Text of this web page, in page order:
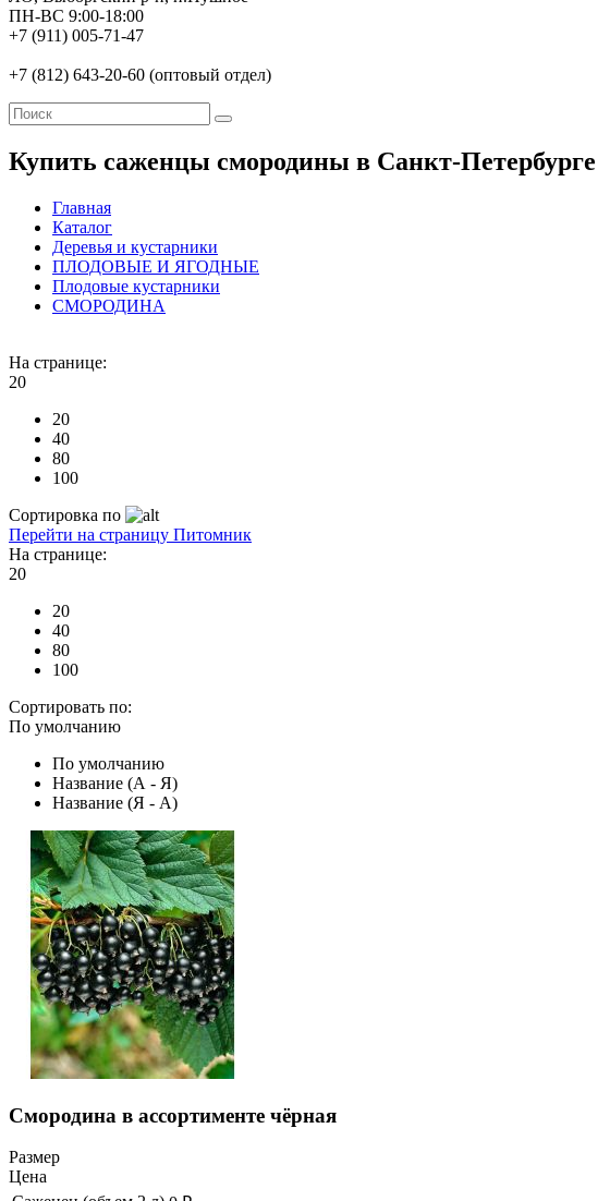
ПН-ВС 9:00-18:00
+7 (911) 005-71-47
+7 (812) 643-20-60 (оптовый отдел)
Купить саженцы смородины в Санкт-Петербурге
Главная
Каталог
Деревья и кустарники
ПЛОДОВЫЕ И ЯГОДНЫЕ
Плодовые кустарники
СМОРОДИНА
На странице:
20
20
40
80
100
Сортировка по
Перейти на страницу Питомник
На странице:
20
20
40
80
100
Сортировать по:
По умолчанию
По умолчанию
Название (А - Я)
Название (Я - А)
Смородина в ассортименте чёрная
Размер
Цена